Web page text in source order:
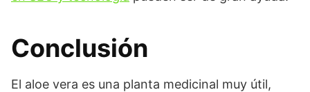
Conclusión
El aloe vera es una planta medicinal muy útil,